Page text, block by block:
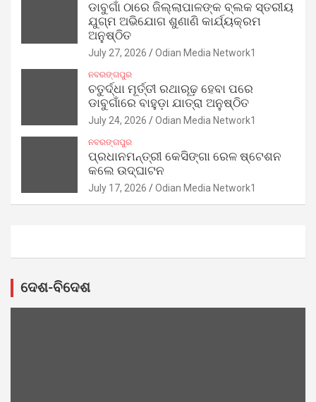
ଡାବୁଗାଁ ଠାରେ ଜିଲ୍ଲାପାଳଙ୍କ ବ୍ଲକ ସ୍ତରୀୟ
ଯୁଗ୍ମ ଅଭିଯୋଗ ଶୁଣାଣି କାର୍ଯ୍ୟକ୍ରମ
ଅନୁଷ୍ଠିତ
July 27, 2026 Odian Media Network1
ନବରଙ୍ଗପୁର
ଚତୁର୍ଦ୍ଧା ମୂର୍ତ୍ତୀ ରଥାରୂଢ଼ ହେବା ପରେ
ଡାବୁଗାଁରେ ବାହୁଡ଼ା ଯାତ୍ରା ଅନୁଷ୍ଠିତ
July 24, 2026 Odian Media Network1
ନବରଙ୍ଗପୁର
ପ୍ରଧାନମନ୍ତ୍ରୀ କେସିଙ୍ଗା ରେଳ ଷ୍ଟେଶନ
କଲେ ଉଦ୍‌ଘାଟନ
July 17, 2026 Odian Media Network1
ଦେଶ-ବିଦେଶ